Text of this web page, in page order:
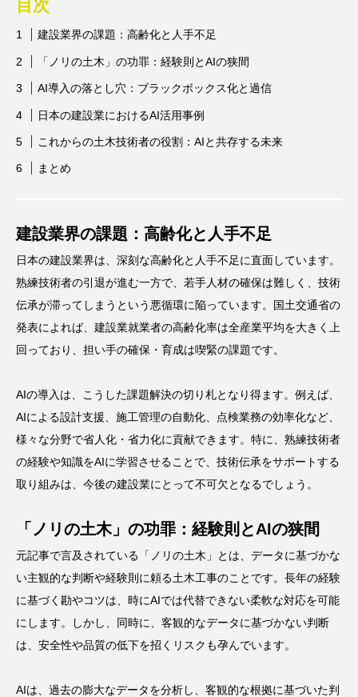
目次
建設業界の課題：高齢化と人手不足
「ノリの土木」の功罪：経験則とAIの狭間
AI導入の落とし穴：ブラックボックス化と過信
日本の建設業におけるAI活用事例
これからの土木技術者の役割：AIと共存する未来
まとめ
建設業界の課題：高齢化と人手不足
日本の建設業界は、深刻な高齢化と人手不足に直面しています。
熟練技術者の引退が進む一方で、若手人材の確保は難しく、技術
伝承が滞ってしまうという悪循環に陥っています。国土交通省の
発表によれば、建設業就業者の高齢化率は全産業平均を大きく上
回っており、担い手の確保・育成は喫緊の課題です。
AIの導入は、こうした課題解決の切り札となり得ます。例えば、
AIによる設計支援、施工管理の自動化、点検業務の効率化など、
様々な分野で省人化・省力化に貢献できます。特に、熟練技術者
の経験や知識をAIに学習させることで、技術伝承をサポートする
取り組みは、今後の建設業にとって不可欠となるでしょう。
「ノリの土木」の功罪：経験則とAIの狭間
元記事で言及されている「ノリの土木」とは、データに基づかな
い主観的な判断や経験則に頼る土木工事のことです。長年の経験
に基づく勘やコツは、時にAIでは代替できない柔軟な対応を可能
にします。しかし、同時に、客観的なデータに基づかない判断
は、安全性や品質の低下を招くリスクも孕んでいます。
AIは、過去の膨大なデータを分析し、客観的な根拠に基づいた判